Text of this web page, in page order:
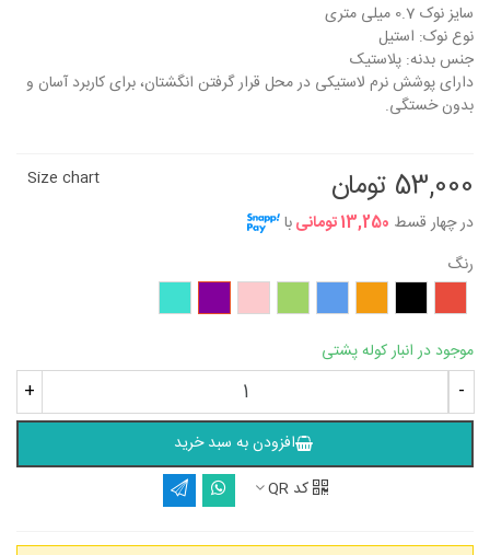
سایز نوک 0.7 میلی متری
نوع نوک: استیل
جنس بدنه: پلاستیک
دارای پوشش نرم لاستیکی در محل قرار گرفتن انگشتان، برای کاربرد آسان و
بدون خستگی.
53,000 تومان
در چهار قسط 13,250 تومانی با
Size chart
رنگ
موجود در انبار کوله پشتی
-
+
افزودن به سبد خرید
کد QR